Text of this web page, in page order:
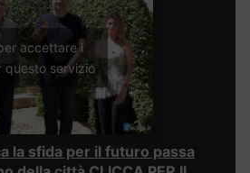
accettare i
questo servizio
la sfida per il futuro passa